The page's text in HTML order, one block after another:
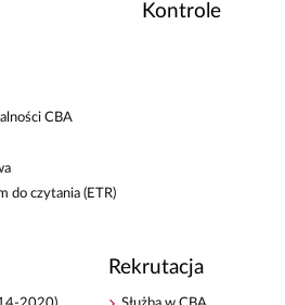
CBA
do czytania (ETR)
Kontrole
Rekrutacja